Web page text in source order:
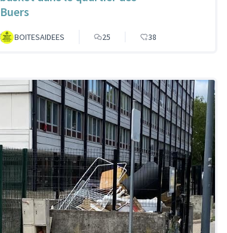
Buers
BOITESAIDEES 25 38